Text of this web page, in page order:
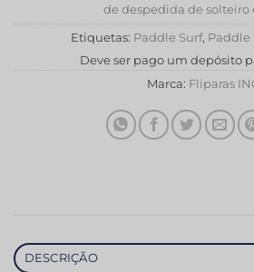
de despedida de solteiro
Etiquetas: Paddle Surf, Paddle
Deve ser pago um depósito
Marca: Fliparas
DESCRIÇÃO